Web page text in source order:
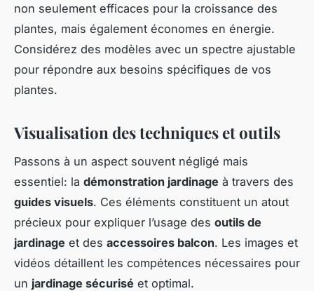
non seulement efficaces pour la croissance des
plantes, mais également économes en énergie.
Considérez des modèles avec un spectre ajustable
pour répondre aux besoins spécifiques de vos
plantes.
Visualisation des techniques et outils
Passons à un aspect souvent négligé mais
essentiel: la démonstration jardinage à travers des
guides visuels. Ces éléments constituent un atout
précieux pour expliquer l’usage des outils de
jardinage et des accessoires balcon. Les images et
vidéos détaillent les compétences nécessaires pour
un jardinage sécurisé et optimal.